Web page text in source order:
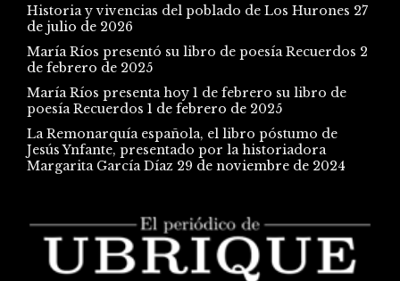
Historia y vivencias del poblado de Los Hurones 27
de julio de 2026
María Ríos presentó su libro de poesía Recuerdos 2
de febrero de 2025
María Ríos presenta hoy 1 de febrero su libro de
poesía Recuerdos 1 de febrero de 2025
La Remonarquía española, el libro póstumo de
Jesús Ynfante, presentado por la historiadora
Margarita García Díaz 29 de noviembre de 2024